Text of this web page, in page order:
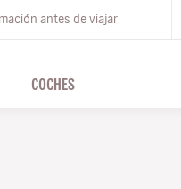
antes de viajar
COCHES